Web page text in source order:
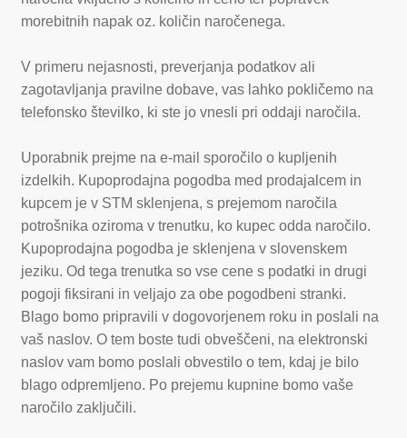
morebitnih napak oz. količin naročenega.
V primeru nejasnosti, preverjanja podatkov ali
zagotavljanja pravilne dobave, vas lahko pokličemo na
telefonsko številko, ki ste jo vnesli pri oddaji naročila.
Uporabnik prejme na e-mail sporočilo o kupljenih
izdelkih. Kupoprodajna pogodba med prodajalcem in
kupcem je v STM sklenjena, s prejemom naročila
potrošnika oziroma v trenutku, ko kupec odda naročilo.
Kupoprodajna pogodba je sklenjena v slovenskem
jeziku. Od tega trenutka so vse cene s podatki in drugi
pogoji fiksirani in veljajo za obe pogodbeni stranki.
Blago bomo pripravili v dogovorjenem roku in poslali na
vaš naslov. O tem boste tudi obveščeni, na elektronski
naslov vam bomo poslali obvestilo o tem, kdaj je bilo
blago odpremljeno. Po prejemu kupnine bomo vaše
naročilo zaključili.